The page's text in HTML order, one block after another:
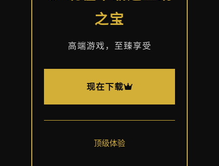
之宝
高端游戏，至臻享受
现在下载
顶级体验